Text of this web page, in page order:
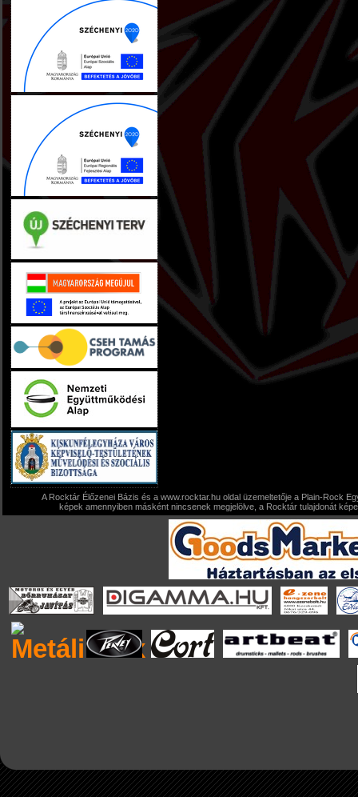
A Rocktár Élőzenei Bázis és a www.rocktar.hu oldal üzemeltetője a Plain-Rock
képek amennyiben másként nincsenek megjelölve, a Rocktár tulajdonát